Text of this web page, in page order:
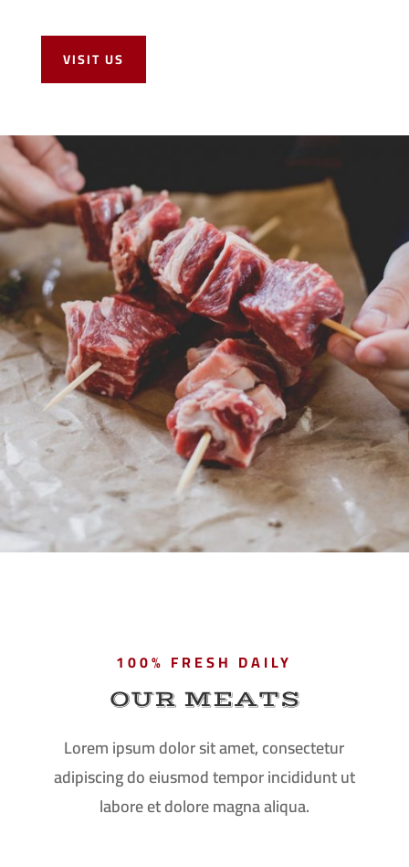
VISIT US
100% FRESH DAILY
OUR MEATS
Lorem ipsum dolor sit amet, consectetur
adipiscing do eiusmod tempor incididunt ut
labore et dolore magna aliqua.